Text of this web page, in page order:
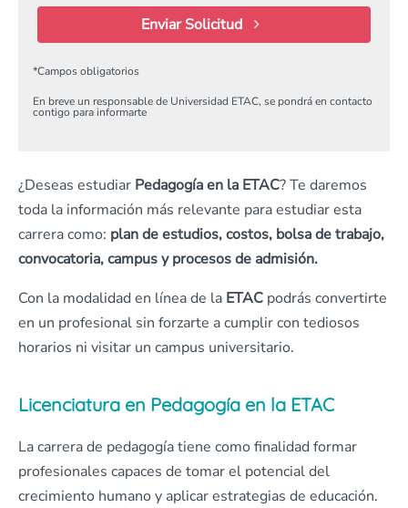
Enviar Solicitud
*Campos obligatorios
En breve un responsable de Universidad ETAC, se pondrá en contacto
contigo para informarte
¿Deseas estudiar Pedagogía en la ETAC? Te daremos
toda la información más relevante para estudiar esta
carrera como: plan de estudios, costos, bolsa de trabajo,
convocatoria, campus y procesos de admisión.
Con la modalidad en línea de la ETAC podrás convertirte
en un profesional sin forzarte a cumplir con tediosos
horarios ni visitar un campus universitario.
Licenciatura en Pedagogía en la ETAC
La carrera de pedagogía tiene como finalidad formar
profesionales capaces de tomar el potencial del
crecimiento humano y aplicar estrategias de educación.